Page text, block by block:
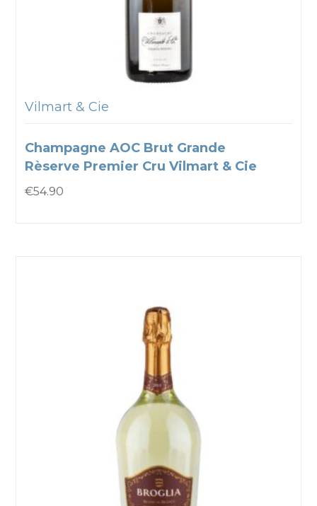
Vilmart & Cie
Champagne AOC Brut Grande
Rèserve Premier Cru Vilmart & Cie
€54.90